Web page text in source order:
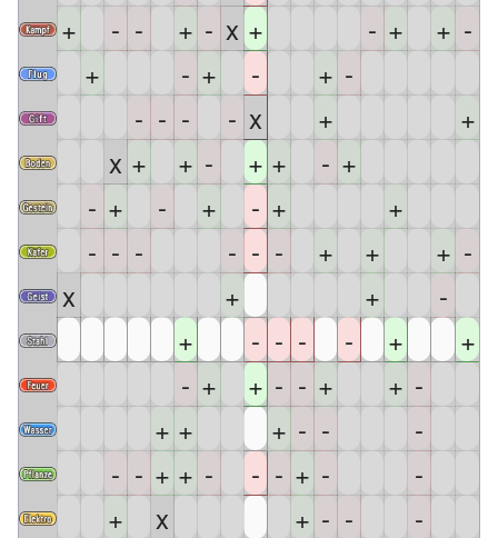
+
- - + - x + - + + -
+
- + - + -
- - - - x +
+
x + + - + + - +
- + - + - +
+
- - - - - - + + + -
x
+ +
-
+
- - - - +
+
- + + - - + + -
+ + + - -
-
- - + + - - - + -
-
+
x + - -
-